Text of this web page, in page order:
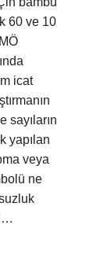
60 ve 10
icat
sayıların
yapılan
veya
ne